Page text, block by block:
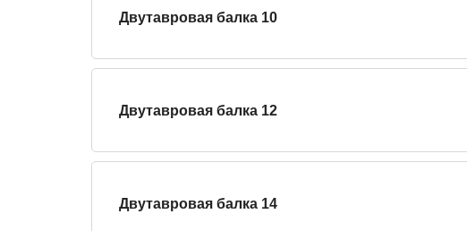
Двутавровая балка 10
Двутавровая балка 12
Двутавровая балка 14